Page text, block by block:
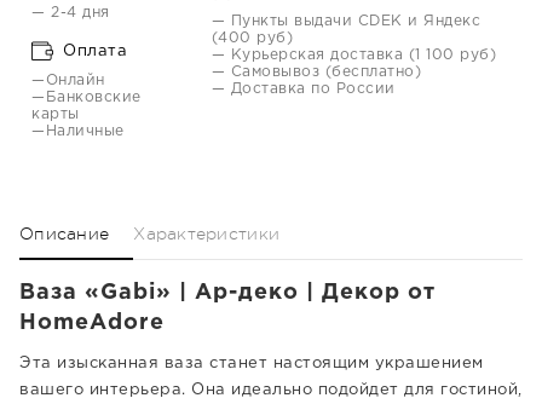
— 2-4 дня
Оплата
—Онлайн
—Банковские
карты
—Наличные
— Пункты выдачи CDEK и Яндекс
(400 руб)
— Курьерская доставка (1 100 руб)
— Самовывоз (бесплатно)
— Доставка по России
Описание Характеристики
Ваза «Gabi» | Ар-деко | Декор от
HomeAdore
Эта изысканная ваза станет настоящим украшением
вашего интерьера. Она идеально подойдет для гостиной,